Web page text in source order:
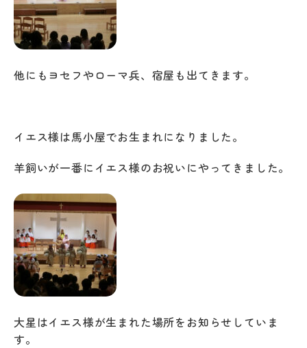
他にもヨセフやローマ兵、宿屋も出てきます。
イエス様は馬小屋でお生まれになりました。
羊飼いが一番にイエス様のお祝いにやってきました。
大星はイエス様が生まれた場所をお知らせしていま
す。